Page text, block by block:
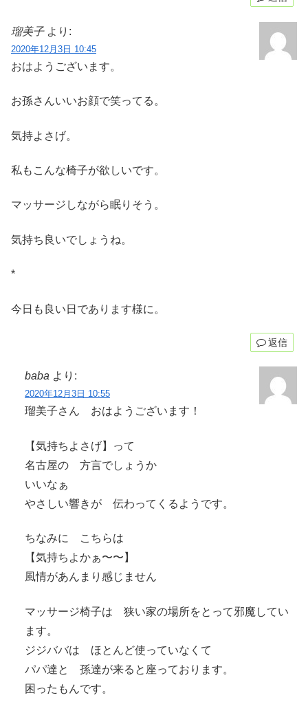
瑠美子 より:
2020年12月3日 10:45
おはようございます。
お孫さんいいお顔で笑ってる。
気持よさげ。
私もこんな椅子が欲しいです。
マッサージしながら眠りそう。
気持ち良いでしょうね。
*
今日も良い日であります様に。
返信
baba より:
2020年12月3日 10:55
瑠美子さん おはようございます！
【気持ちよさげ】って
名古屋の 方言でしょうか
いいなぁ
やさしい響きが 伝わってくるようです。
ちなみに こちらは
【気持ちよかぁ〜〜】
風情があんまり感じません
マッサージ椅子は 狭い家の場所をとって邪魔してい
ます。
ジジババは ほとんど使っていなくて
パパ達と 孫達が来ると座っております。
困ったもんです。